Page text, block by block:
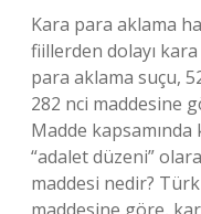
Kara para aklama
fiillerden dolayı
para aklama suçu,
282 nci maddesine
Madde
“adalet düzeni”
maddesi nedir? Türk